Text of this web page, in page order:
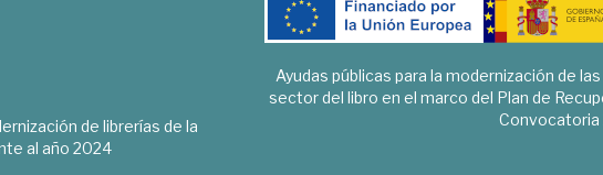
de librerías de la
al año 2024
Ayudas públicas para la modernización de
sector del libro en el marco del Plan de
Convocatoria